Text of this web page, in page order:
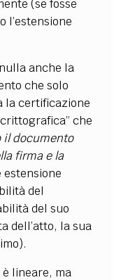
(se fosse
l’estensione
anche la
che solo
la certificazione
che
il documento
firma e la
estensione
del
del suo
dell’atto, la sua
lineare, ma